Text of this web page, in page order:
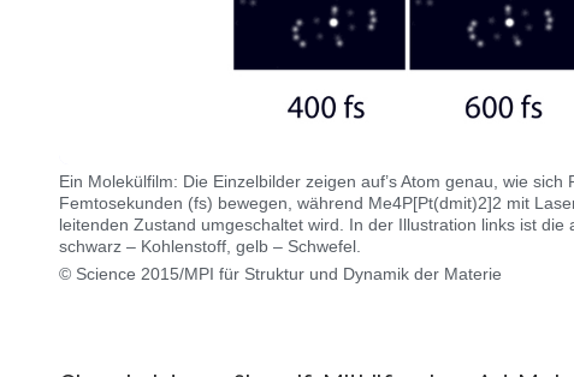
Ein Molekülfilm: Die Einzelbilder zeigen auf’s Atom genau, wie
Femtosekunden (fs) bewegen, während Me4P[Pt(dmit)2]2 mit
leitenden Zustand umgeschaltet wird. In der Illustration links ist die
schwarz – Kohlenstoff, gelb – Schwefel.
© Science 2015/MPI für Struktur und Dynamik der Materie